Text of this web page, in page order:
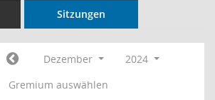
Sitzungen
Dezember
2024
Gremium auswählen